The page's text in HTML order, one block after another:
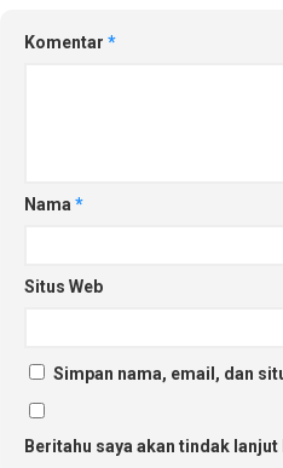
Komentar *
Nama*
Situs Web
Simpan nama, email, dan
Beritahu saya akan tindak